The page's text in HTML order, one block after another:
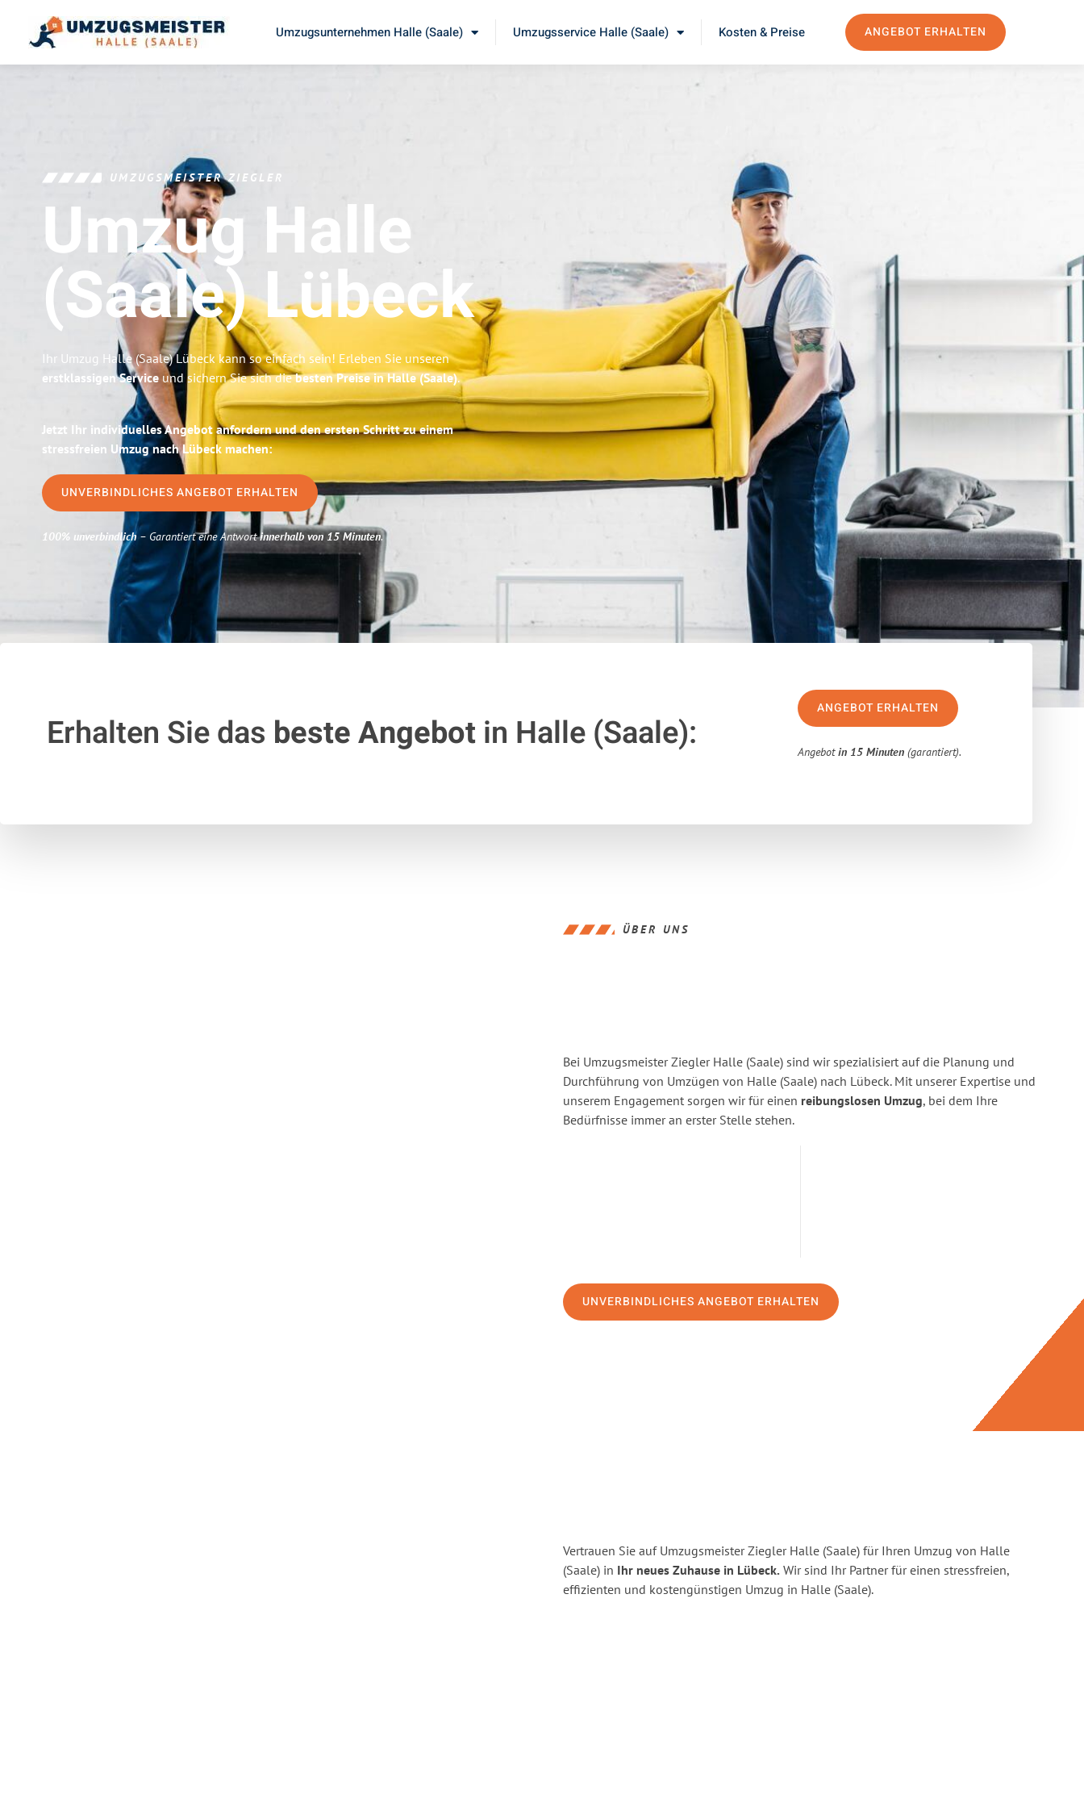
Umzugsunternehmen Halle (Saale) Umzugsservice Halle (Saale) Kosten & Preise ANGEBOT ERHALTEN
UMZUGSMEISTER ZIEGLER
Umzug Halle
(Saale)Lübeck
Ihr Umzug Halle (Saale) Lübeck kann so einfach sein! Erleben Sie unseren
erstklassigen Service und sichern Sie sich diebesten Preise in Halle (Saale).
Jetzt Ihr individuelles Angebot anfordern und den ersten Schritt zu einem
stressfreien Umzug nach Lübeck machen:
UNVERBINDLICHES ANGEBOT ERHALTEN
100% unverbindlich– Garantiert eine Antwortinnerhalb von 15 Minuten.
Erhalten Sie das beste Angebotin Halle (Saale):
ANGEBOT ERHALTEN
Angebotin 15 Minuten (garantiert).
ÜBER UNS
Bei Umzugsmeister Ziegler Halle (Saale) sind wir spezialisiert auf die Planung und
Durchführung von Umzügen von Halle (Saale) nach Lübeck. Mit unserer Expertise und
unserem Engagement sorgen wir für einen reibungslosen Umzug, bei dem Ihre
Bedürfnisse immer an erster Stelle stehen.
UNVERBINDLICHES ANGEBOT ERHALTEN
Vertrauen Sie auf Umzugsmeister Ziegler Halle (Saale) für Ihren Umzug von Halle
(Saale) in Ihr neues Zuhause in Lübeck. Wir sind Ihr Partner für einen stressfreien,
effizienten und kostengünstigen Umzug in Halle (Saale).